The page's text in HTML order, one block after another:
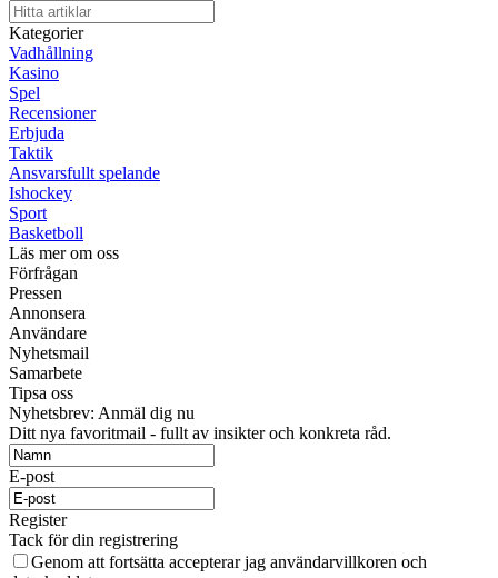
Kategorier
Vadhållning
Kasino
Spel
Recensioner
Erbjuda
Taktik
Ansvarsfullt spelande
Ishockey
Sport
Basketboll
Läs mer om oss
Förfrågan
Pressen
Annonsera
Användare
Nyhetsmail
Samarbete
Tipsa oss
Nyhetsbrev: Anmäl dig nu
Ditt nya favoritmail - fullt av insikter och konkreta råd.
E-post
Register
Tack för din registrering
Genom att fortsätta accepterar jag användarvillkoren och